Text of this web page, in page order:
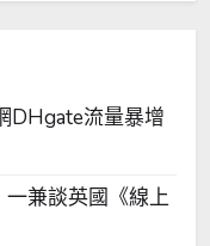
DHgate流量暴增
兼談英國《線上